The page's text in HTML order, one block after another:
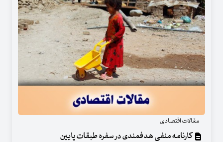
مقالات اقتصادی
کارنامه منفی هدفمندی در سفره طبقات پایین